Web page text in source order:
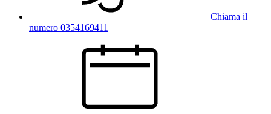
Chiama il
numero 0354169411